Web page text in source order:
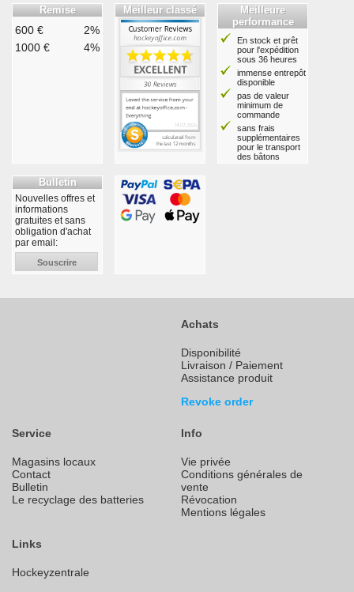
Remise
600 €
2%
1000 €
4%
Meilleur classé
Meilleure
performance
En stock et prêt
pour l'expédition
sous 36 heures
immense entrepôt
disponible
pas de valeur
minimum de
commande
sans frais
supplémentaires
pour le transport
des bâtons
Bulletin
Nouvelles offres et
informations
gratuites et sans
obligation d'achat
par email:
Souscrire
Achats
Disponibilité
Livraison / Paiement
Assistance produit
Revoke order
Service
Magasins locaux
Contact
Bulletin
Le recyclage des batteries
Info
Vie privée
Conditions générales de
vente
Révocation
Mentions légales
Links
Hockeyzentrale